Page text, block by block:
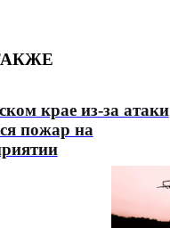
крае из-за атаки
пожар на